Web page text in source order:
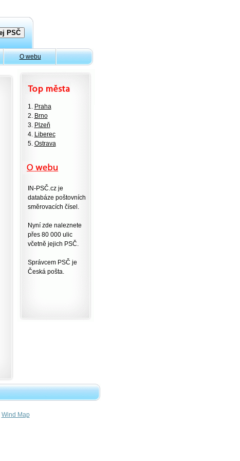
O webu
1. Praha
2. Brno
3. Plzeň
4. Liberec
5. Ostrava
IN-PSČ.cz je
databáze poštovních
směrovacích čísel.
Nyní zde naleznete
přes 80 000 ulic
včetně jejich PSČ.
Správcem PSČ je
Česká pošta.
Wind Map